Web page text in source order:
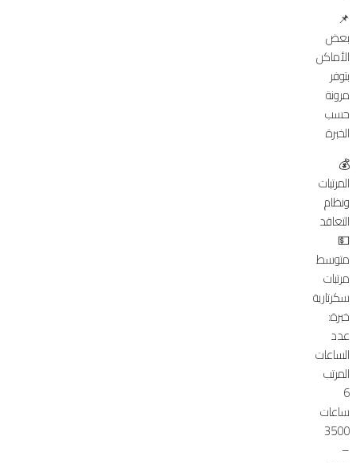
📌
بعض
الأماكن
بتوفر
مرونة
حسب
الخبرة
💰
المرتبات
ونظام
التعاقد
💵
متوسط
مرتبات
سكرتارية
خبرة:
عدد
الساعات
المرتب
6
ساعات
3500
–